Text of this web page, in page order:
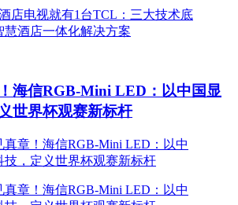
海信RGB-Mini LED：以中国显
世界杯观赛新标杆